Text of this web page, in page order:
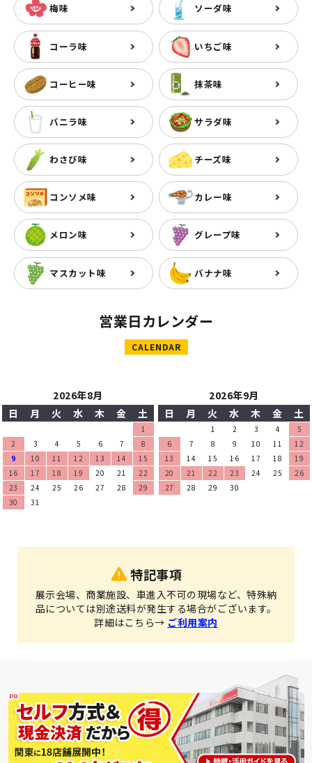
梅味 ソーダ味
コーラ味 いちご味
コーヒー味 抹茶味
バニラ味 サラダ味
わさび味 チーズ味
コンソメ味 カレー味
メロン味 グレープ味
マスカット味 バナナ味
営業日カレンダー
CALENDAR
2026年8月
日
月 火 水 木 金 土
1
2
3 4 5 6 7
8
9
10 11 12 13 14
15
16
17 18 19 20 21
22
23
24 25 26 27 28
29
30
31
2026年9月
日
月 火 水 木 金 土
1 2 3 4
5
6
7 8 9 10 11
12
13
14 15 16 17 18
19
20
21 22 23 24 25
26
27
28 29 30
特記事項
展示会場、商業施設、車進入不可の現場など、特殊納
品については別途送料が発生する場合がございます。
詳細はこちら→ ご利用案内